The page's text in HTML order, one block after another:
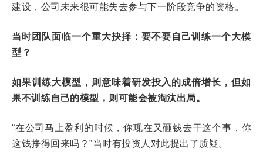
建设，公司未来很可能失去参与下一阶段竞争的资格。
当时团队面临一个重大抉择：要不要自己训练一个大模
型？
如果训练大模型，则意味着研发投入的成倍增长，但如
果不训练自己的模型，则可能会被淘汰出局。
“在公司马上盈利的时候，你现在又砸钱去干这个事，你
这钱挣得回来吗？”当时有投资人对此提出了质疑。